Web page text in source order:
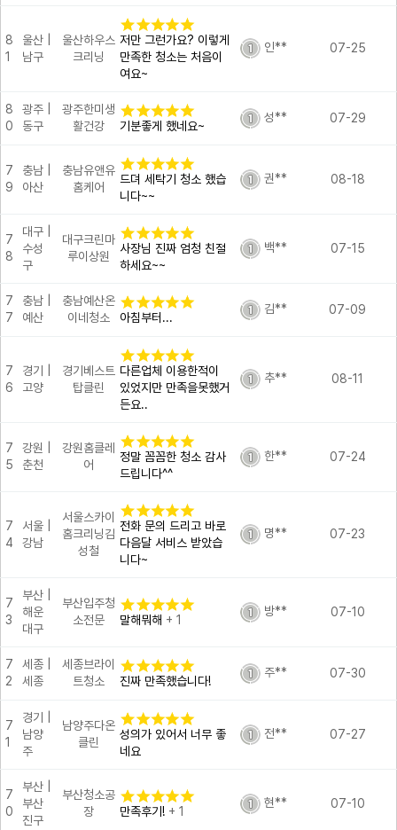
8
1
울산 |
남구
울산하우스
크리닝
저만 그런가요? 이렇게
만족한 청소는 처음이
여요~
인** 07-25
8
0
광주 |
동구
광주한미생
활건강
기분좋게 했네요~
성** 07-29
7
9
충남 |
아산
충남유앤유
홈케어
드뎌 세탁기 청소 했습
니다~~
권** 08-18
7
8
대구 |
수성
구
대구크린마
루이상원
사장님 진짜 엄청 친절
하세요~~
백** 07-15
7
7
충남 |
예산
충남예산온
이네청소
아침부터...
김** 07-09
7
6
경기 |
고양
경기베스트
탑클린
다른업체 이용한적이
있었지만 만족을못했거
든요..
추** 08-11
7
5
강원 |
춘천
강원홈클레
어
정말 꼼꼼한 청소 감사
드립니다^^
한** 07-24
7
4
서울 |
강남
서울스카이
홈크리닝김
성철
전화 문의 드리고 바로
다음달 서비스 받았습
니다~
명** 07-23
7
3
부산 |
해운
대구
부산입주청
소전문
말해뭐해 + 1
방** 07-10
7
2
세종 |
세종
세종브라이
트청소
진짜 만족했습니다!
주** 07-30
7
1
경기 |
남양
주
남양주다온
클린
성의가 있어서 너무 좋
네요
전** 07-27
7
0
부산 |
부산
진구
부산청소공
장
만족후기! + 1
현** 07-10